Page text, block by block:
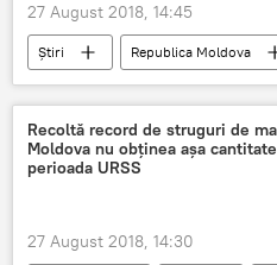
27 August 2018, 14:45
Știri Republica Moldova
Moldova
Moldova
Google
Recoltă record de struguri de
Moldova nu obținea așa
perioada URSS
27 August 2018, 14:30